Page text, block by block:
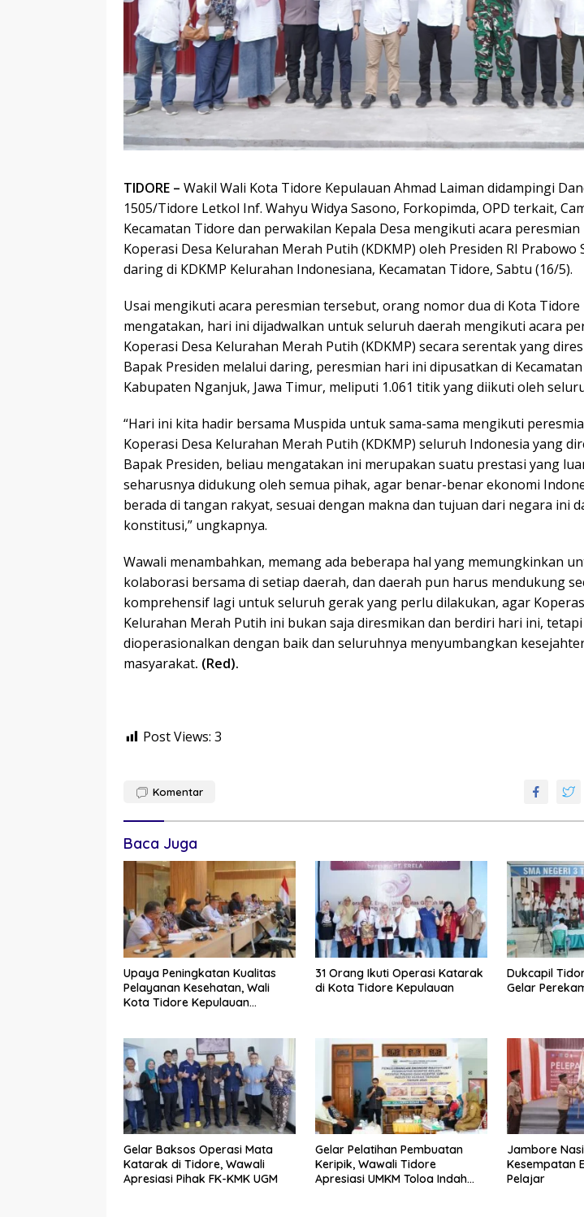
TIDORE – Wakil Wali Kota Tidore Kepulauan Ahmad Laiman didampingi
1505/Tidore Letkol Inf. Wahyu Widya Sasono, Forkopimda, OPD terkait,
Kecamatan Tidore dan perwakilan Kepala Desa mengikuti acara peresmian
Koperasi Desa Kelurahan Merah Putih (KDKMP) oleh Presiden RI Prabowo
daring di KDKMP Kelurahan Indonesiana, Kecamatan Tidore, Sabtu (16/5).
Usai mengikuti acara peresmian tersebut, orang nomor dua di Kota Tidore
mengatakan, hari ini dijadwalkan untuk seluruh daerah mengikuti acara
Koperasi Desa Kelurahan Merah Putih (KDKMP) secara serentak yang
Bapak Presiden melalui daring, peresmian hari ini dipusatkan di
Kabupaten Nganjuk, Jawa Timur, meliputi 1.061 titik yang diikuti oleh
“Hari ini kita hadir bersama Muspida untuk sama-sama mengikuti
Koperasi Desa Kelurahan Merah Putih (KDKMP) seluruh Indonesia yang
Bapak Presiden, beliau mengatakan ini merupakan suatu prestasi yang
seharusnya didukung oleh semua pihak, agar benar-benar ekonomi
berada di tangan rakyat, sesuai dengan makna dan tujuan dari negara ini
konstitusi,” ungkapnya.
Wawali menambahkan, memang ada beberapa hal yang memungkinkan
kolaborasi bersama di setiap daerah, dan daerah pun harus mendukung
komprehensif lagi untuk seluruh gerak yang perlu dilakukan, agar
Kelurahan Merah Putih ini bukan saja diresmikan dan berdiri hari ini,
dioperasionalkan dengan baik dan seluruhnya menyumbangkan
masyarakat. (Red).
Post Views: 3
Komentar
Baca Juga
Upaya Peningkatan Kualitas
Pelayanan Kesehatan, Wali
Kota Tidore Kepulauan
31 Orang Ikuti Operasi Katarak
di Kota Tidore Kepulauan
Dukcapil
Gelar
Gelar Baksos Operasi Mata
Katarak di Tidore, Wawali
Apresiasi Pihak FK-KMK UGM
Gelar Pelatihan Pembuatan
Keripik, Wawali Tidore
Apresiasi UMKM Toloa Indah
Jambore
Kesempatan
Pelajar